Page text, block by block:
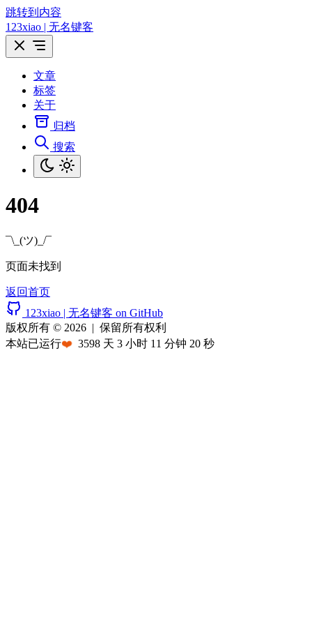
跳转到内容
123xiao | 无名键客
文章
标签
关于
归档
搜索
404
¯\_(ツ)_/¯
页面未找到
返回首页
123xiao | 无名键客 on GitHub
版权所有 © 2026 | 保留所有权利
本站已运行❤️ 3598 天 3 小时 11 分钟 20 秒